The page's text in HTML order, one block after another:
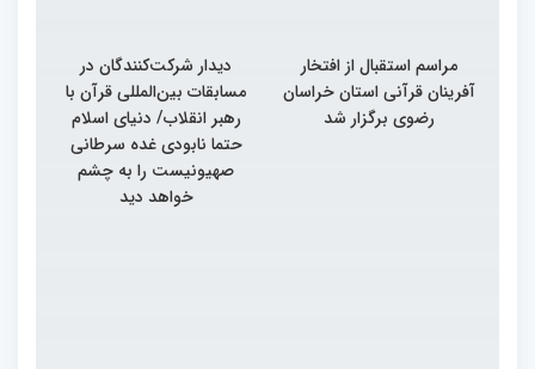
مراسم استقبال از افتخار
آفرینان قرآنی استان خراسان
رضوی برگزار شد
دیدار شرکت‌کنندگان در
مسابقات بین‌المللی قرآن با
رهبر انقلاب/ دنیای اسلام
حتما نابودی غده سرطانی
صهیونیست را به چشم
خواهد دید